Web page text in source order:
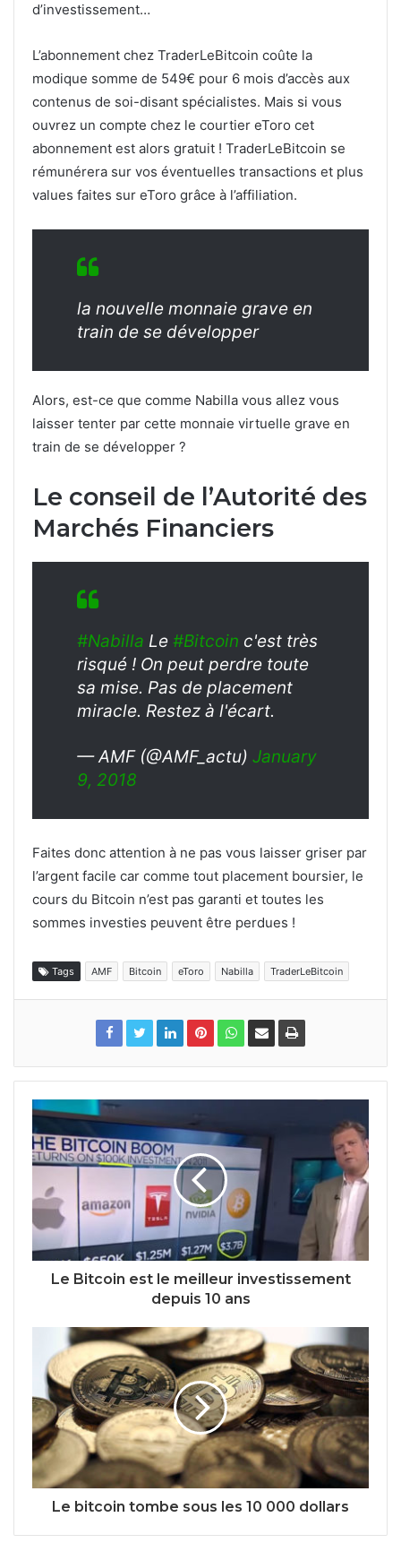
d’investissement…
L’abonnement chez TraderLeBitcoin coûte la
modique somme de 549€ pour 6 mois d’accès aux
contenus de soi-disant spécialistes. Mais si vous
ouvrez un compte chez le courtier eToro cet
abonnement est alors gratuit ! TraderLeBitcoin se
rémunérera sur vos éventuelles transactions et plus
values faites sur eToro grâce à l’affiliation.
la nouvelle monnaie grave en
train de se développer
Alors, est-ce que comme Nabilla vous allez vous
laisser tenter par cette monnaie virtuelle grave en
train de se développer ?
Le conseil de l’Autorité des
Marchés Financiers
#Nabilla Le #Bitcoin c'est très
risqué ! On peut perdre toute
sa mise. Pas de placement
miracle. Restez à l'écart.
— AMF (@AMF_actu) January
9, 2018
Faites donc attention à ne pas vous laisser griser par
l’argent facile car comme tout placement boursier, le
cours du Bitcoin n’est pas garanti et toutes les
sommes investies peuvent être perdues !
Tags AMF Bitcoin eToro Nabilla TraderLeBitcoin
Le Bitcoin est le meilleur investissement
depuis 10 ans
Le bitcoin tombe sous les 10 000 dollars